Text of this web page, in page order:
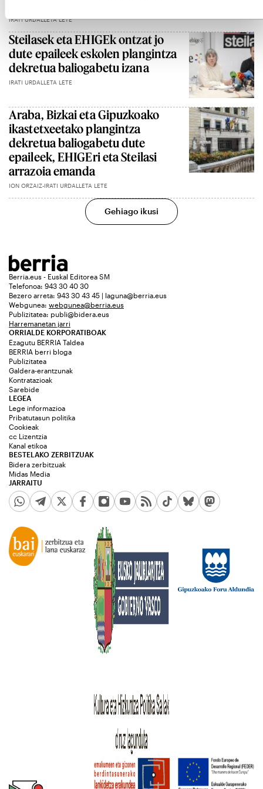
IRATI URDALLETA LETE
Steilasek eta EHIGEk ontzat jo
dute epaileek eskolen plangintza
dekretua baliogabetu izana
IRATI URDALLETA LETE
Araba, Bizkai eta Gipuzkoako
ikastetxeetako plangintza
dekretua baliogabetu dute
epaileek, EHIGEri eta Steilasi
arrazoia emanda
ION ORZAIZ-IRATI URDALLETA LETE
Gehiago ikusi
Berria.eus - Euskal Editorea SM
Telefonoa: 943 30 40 30
Bezero arreta: 943 30 43 45 | laguna@berria.eus
Webgunea: webgunea@berria.eus
Publizitatea: publi@bidera.eus
Harremanetan jarri
ORRIALDE KORPORATIBOAK
Ezagutu BERRIA Taldea
BERRIA berri bloga
Publizitatea
Galdera-erantzunak
Kontratazioak
Sarebide
JARRAITU
LEGEA
Lege informazioa
Pribatutasun politika
Cookieak
cc Lizentzia
Kanal etikoa
BESTELAKO ZERBITZUAK
Bidera zerbitzuak
Midas Media